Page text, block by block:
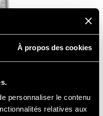
À propos des cookies
personnaliser le contenu
relatives aux
80
1-6 -8-16A